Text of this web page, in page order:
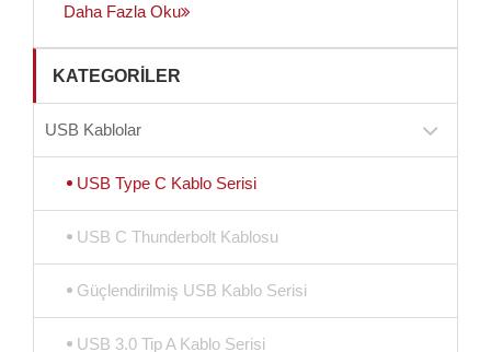
Daha Fazla Oku
KATEGORILER
USB Kablolar
USB Type C Kablo Serisi
USB C Thunderbolt Kablosu
Güçlendirilmiş USB Kablo Serisi
USB 3.0 Tip A Kablo Serisi